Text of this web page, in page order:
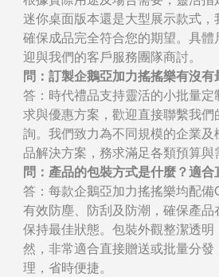
迷你桌面版本還是大型展示款式，
確保成品完全符合您的期望。具
迎與我們的客戶服務團隊商討。
問：訂製企鵝亞加力搖搖樂有沒有
答：時代禮品支持靈活的小批量
求與優惠方案，歡迎直接聯繫我
詢。我們致力為不同規模的企業
品解決方案，務求滿足各類預算與
問：產品的包裝方式是什麼？適合
答：每款企鵝亞加力搖搖樂均配
有效防塵、防刮及防潮，確保產品
保持最佳狀態。包裝外觀整潔透明
然，非常適合直接贈送或批量分
理，省時便捷。